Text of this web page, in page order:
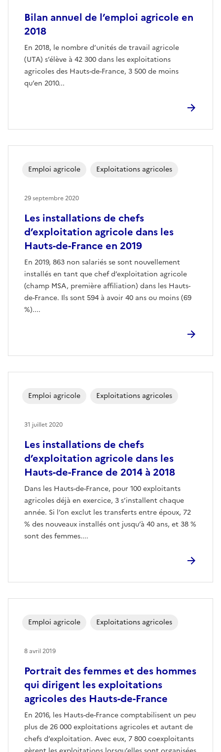
Bilan annuel de l’emploi agricole en
2018
En 2018, le nombre d’unités de travail agricole
(UTA) s’élève à 42 300 dans les exploitations
agricoles des Hauts-de-France, 3 500 de moins
qu’en 2010...
Les installations de chefs
d’exploitation agricole dans les
Hauts-de-France en 2019
En 2019, 863 non salariés se sont nouvellement
installés en tant que chef d’exploitation agricole
(champ MSA, première affiliation) dans les Hauts-
de-France. Ils sont 594 à avoir 40 ans ou moins (69
%)....
Emploi agricole Exploitations agricoles
29 septembre 2020
Les installations de chefs
d’exploitation agricole dans les
Hauts-de-France de 2014 à 2018
Dans les Hauts-de-France, pour 100 exploitants
agricoles déjà en exercice, 3 s’installent chaque
année. Si l’on exclut les transferts entre époux, 72
% des nouveaux installés ont jusqu’à 40 ans, et 38 %
sont des femmes....
Emploi agricole Exploitations agricoles
31 juillet 2020
Portrait des femmes et des hommes
qui dirigent les exploitations
agricoles des Hauts-de-France
En 2016, les Hauts-de-France comptabilisent un peu
plus de 26 000 exploitations agricoles et autant de
chefs d’exploitation. Avec eux, 7 800 coexploitants
Emploi agricole Exploitations agricoles
8 avril 2019